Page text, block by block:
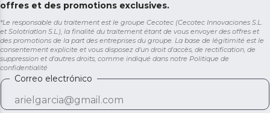
offres et des promotions exclusives.
*Le responsable du traitement est le groupe Cecotec (Cecotec Innovaciones S.L.
et Solotriatlon S.L.), la finalité du traitement étant de vous envoyer des offres et
des promotions de la part des entreprises du groupe. La base de légitimité est le
consentement explicite et vous disposez d'un droit d'accès, de rectification, de
suppression et d'autres droits, comme indiqué dans notre Politique de
confidentialité
Correo electrónico